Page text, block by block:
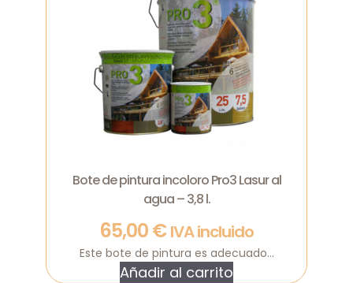
Bote de pintura incoloro Pro3 Lasur al
agua – 3,8 l.
65,00€ IVA incluido
Este bote de pintura es adecuado...
Añadir al carrito